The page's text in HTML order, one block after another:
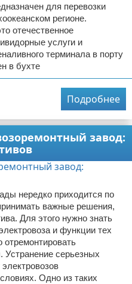
для перевозки
регионе.
отечественное
услуги и
терминала в порту
в бухте
Подробнее
завод:
нередко приходится по
важные решения,
Для этого нужно знать
и функции тех
отремонтировать
серьезных
Одно из таких